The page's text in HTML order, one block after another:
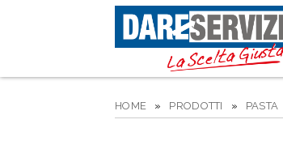
HOME » PRODOTTI » PASTA